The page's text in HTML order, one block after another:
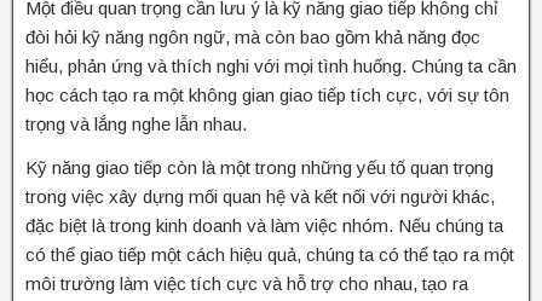
Một điều quan trọng cần lưu ý là kỹ năng giao tiếp không chỉ
đòi hỏi kỹ năng ngôn ngữ, mà còn bao gồm khả năng đọc
hiểu, phản ứng và thích nghi với mọi tình huống. Chúng ta cần
học cách tạo ra một không gian giao tiếp tích cực, với sự tôn
trọng và lắng nghe lẫn nhau.
Kỹ năng giao tiếp còn là một trong những yếu tố quan trọng
trong việc xây dựng mối quan hệ và kết nối với người khác,
đặc biệt là trong kinh doanh và làm việc nhóm. Nếu chúng ta
có thể giao tiếp một cách hiệu quả, chúng ta có thể tạo ra một
môi trường làm việc tích cực và hỗ trợ cho nhau, tạo ra